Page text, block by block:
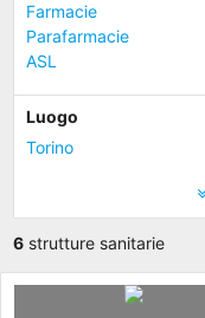
Farmacie
Parafarmacie
ASL
Luogo
Torino
6strutture sanitarie